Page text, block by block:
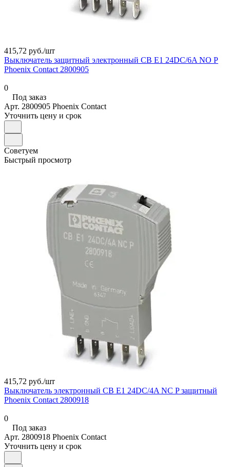
415,72 руб./шт
Выключатель защитный электронный CB E1 24DC/6A NO P
Phoenix Contact 2800905
0
Под заказ
Арт. 2800905 Phoenix Contact
Уточнить цену и срок
Советуем
Быстрый просмотр
415,72 руб./шт
Выключатель электронный CB E1 24DC/4A NC P защитный
Phoenix Contact 2800918
0
Под заказ
Арт. 2800918 Phoenix Contact
Уточнить цену и срок